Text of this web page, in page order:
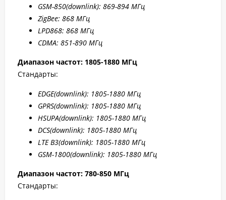
GSM-850(downlink): 869-894 МГц
ZigBee: 868 МГц
LPD868: 868 МГц
CDMA: 851-890 МГц
Диапазон частот: 1805-1880 МГц
Стандарты:
EDGE(downlink): 1805-1880 МГц
GPRS(downlink): 1805-1880 МГц
HSUPA(downlink): 1805-1880 МГц
DCS(downlink): 1805-1880 МГц
LTE B3(downlink): 1805-1880 МГц
GSM-1800(downlink): 1805-1880 МГц
Диапазон частот: 780-850 МГц
Стандарты: